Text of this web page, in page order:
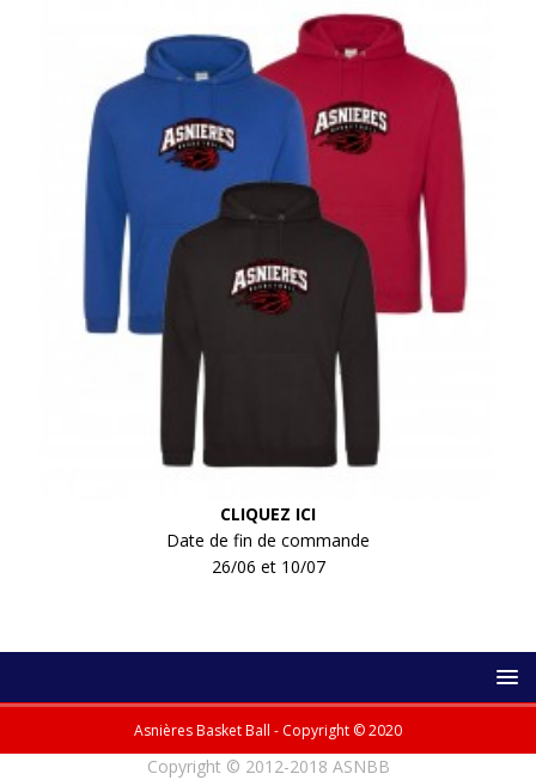
CLIQUEZ ICI
Date de fin de commande
26/06 et 10/07
Asnières Basket Ball - Copyright © 2020
Copyright © 2012-2018 ASNBB